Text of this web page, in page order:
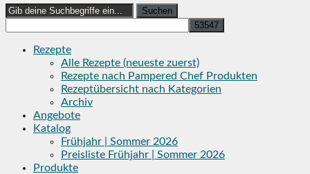
Search
for:
Rezepte
Alle Rezepte (neueste zuerst)
Rezepte nach Pampered Chef Produkten
Rezeptübersicht nach Kategorien
Archiv
Angebote
Katalog
Frühjahr | Sommer 2026
Preisliste Frühjahr | Sommer 2026
Produkte